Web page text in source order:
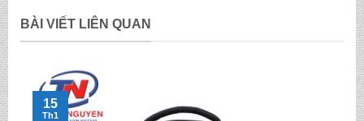
BÀI VIẾT LIÊN QUAN
15
Th1